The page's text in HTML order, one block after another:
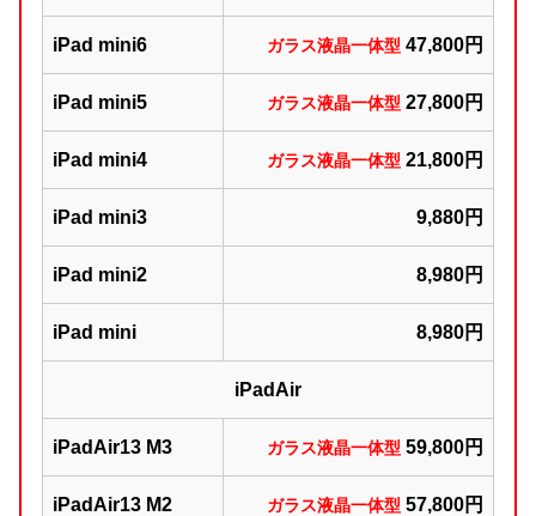
iPad mini6 ガラス液晶一体型 47,800円
iPad mini5 ガラス液晶一体型 27,800円
iPad mini4 ガラス液晶一体型 21,800円
iPad mini3 9,880円
iPad mini2 8,980円
iPad mini 8,980円
iPadAir
iPadAir13 M3 ガラス液晶一体型 59,800円
iPadAir13 M2 ガラス液晶一体型 57,800円